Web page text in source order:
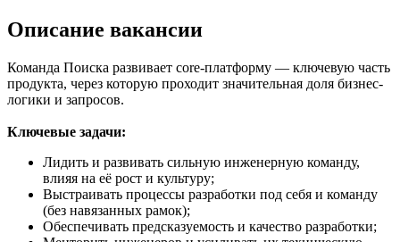
Описание вакансии
Команда Поиска развивает core-платформу — ключевую часть
продукта, через которую проходит значительная доля бизнес-
логики и запросов.
Ключевые задачи:
Лидить и развивать сильную инженерную команду,
влияя на её рост и культуру;
Выстраивать процессы разработки под себя и команду
(без навязанных рамок);
Обеспечивать предсказуемость и качество разработки;